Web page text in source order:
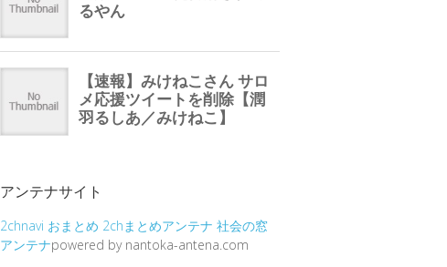
アンテナサイト
2chnavi おまとめ 2chまとめアンテナ 社会の窓
アンテナpowered by nantoka-antena.com